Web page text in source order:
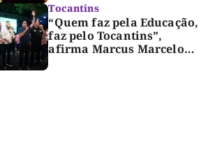
Tocantins
“Quem faz pela Educação,
faz pelo Tocantins”,
afirma Marcus Marcelo